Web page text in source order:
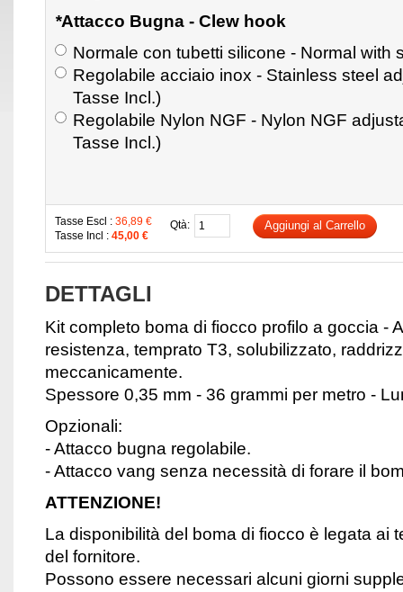
*Attacco Bugna - Clew hook
Normale con tubetti silicone - Normal with
Regolabile acciaio inox - Stainless steel
Tasse Incl.)
Regolabile Nylon NGF - Nylon NGF
Tasse Incl.)
Tasse Escl : 36,89 €
Tasse Incl : 45,00 €
Qtà: Aggiungi al Carrello
DETTAGLI
Kit completo boma di fiocco profilo a goccia -
resistenza, temprato T3, solubilizzato,
meccanicamente.
Spessore 0,35 mm - 36 grammi per metro -
Opzionali:
- Attacco bugna regolabile.
- Attacco vang senza necessità di forare il
ATTENZIONE!
La disponibilità del boma di fiocco è legata ai
del fornitore.
Possono essere necessari alcuni giorni